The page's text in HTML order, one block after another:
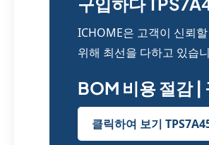
ICHOME은 고객이 신뢰
위해 최선을 다하고 있습
BOM 비용 절감 |
클릭하여 보기